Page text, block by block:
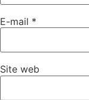
E-mail *
Site web